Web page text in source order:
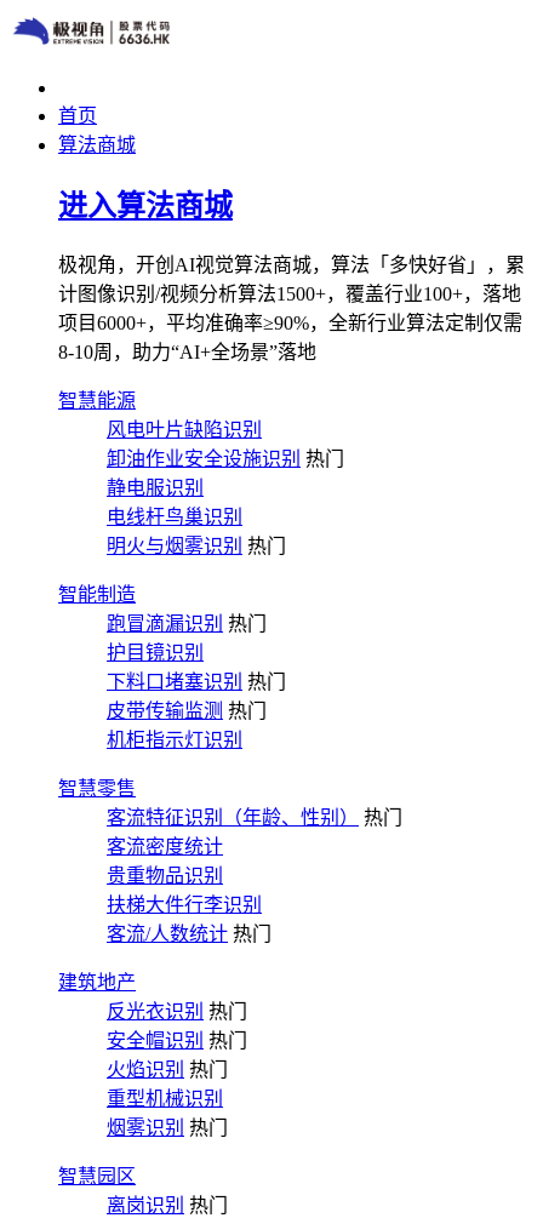
首页
算法商城
进入算法商城
极视角，开创AI视觉算法商城，算法「多快好省」，累
计图像识别/视频分析算法1500+，覆盖行业100+，落地
项目6000+，平均准确率≥90%，全新行业算法定制仅需
8-10周，助力“AI+全场景”落地
智慧能源
风电叶片缺陷识别
卸油作业安全设施识别 热门
静电服识别
电线杆鸟巢识别
明火与烟雾识别 热门
智能制造
跑冒滴漏识别 热门
护目镜识别
下料口堵塞识别 热门
皮带传输监测 热门
机柜指示灯识别
智慧零售
客流特征识别（年龄、性别）
热门
客流密度统计
贵重物品识别
扶梯大件行李识别
客流/人数统计 热门
建筑地产
反光衣识别 热门
安全帽识别 热门
火焰识别 热门
重型机械识别
烟雾识别 热门
智慧园区
离岗识别 热门